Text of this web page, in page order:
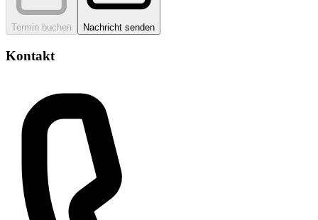
Termin buchen Nachricht senden
Kontakt